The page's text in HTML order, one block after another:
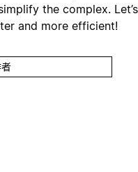
the complex. Let’s
and more efficient!